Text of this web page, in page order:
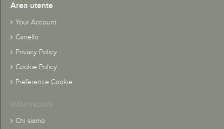
Area utente
Your Account
Carrello
Privacy Policy
Cookie Policy
Preferenze Cookie
Informazioni
Chi siamo